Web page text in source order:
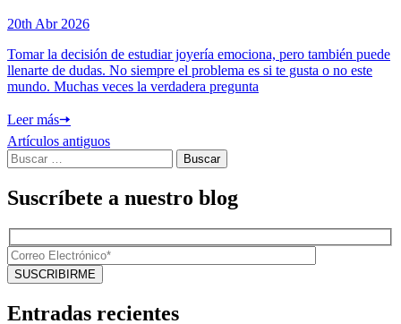
20th Abr 2026
Tomar la decisión de estudiar joyería emociona, pero también puede
llenarte de dudas. No siempre el problema es si te gusta o no este
mundo. Muchas veces la verdadera pregunta
Leer más🠦
Navegación
de
entradas
Artículos antiguos
Buscar:
Suscríbete a nuestro blog
Entradas recientes